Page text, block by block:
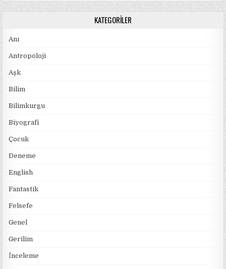
KATEGORILER
Anı
Antropoloji
Aşk
Bilim
Bilimkurgu
Biyografi
Çocuk
Deneme
English
Fantastik
Felsefe
Genel
Gerilim
İnceleme